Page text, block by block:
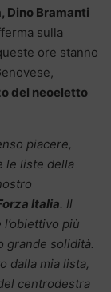
Dino Bramanti
sulla
ore stanno
del neoeletto
piacere,
le liste della
Italia. Il
più
grande solidità.
dalla mia lista,
centrodestra